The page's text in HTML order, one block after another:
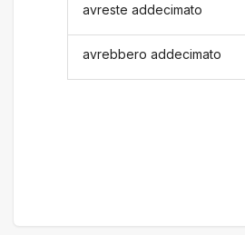
avreste addecimato
avrebbero addecimato